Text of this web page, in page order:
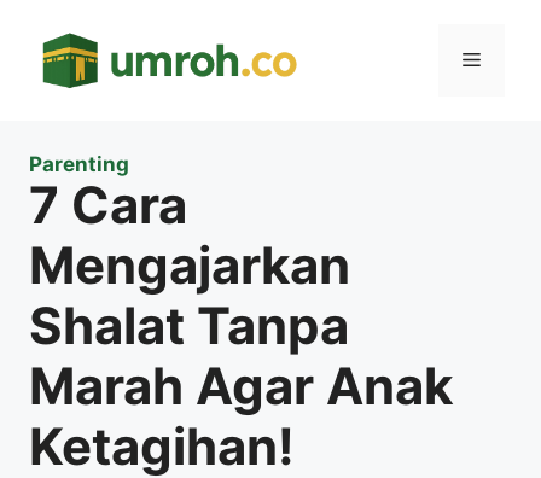
Menu
Parenting
7 Cara
Mengajarkan
Shalat Tanpa
Marah Agar Anak
Ketagihan!